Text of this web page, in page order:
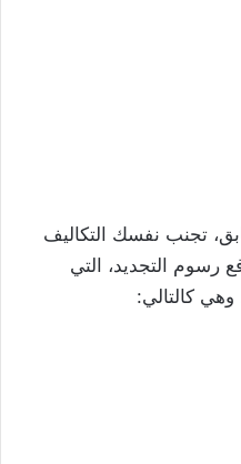
تجنب نفسك التكاليف
رسوم التجديد، التي
وهي كالتالي: